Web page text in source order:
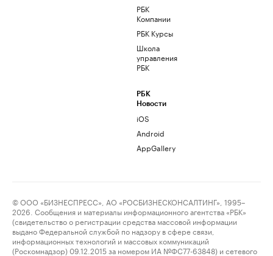
РБК
Компании
РБК Курсы
Школа
управления
РБК
РБК
Новости
iOS
Android
AppGallery
© ООО «БИЗНЕСПРЕСС», АО «РОСБИЗНЕСКОНСАЛТИНГ», 1995–
2026. Сообщения и материалы информационного агентства «РБК»
(свидетельство о регистрации средства массовой информации
выдано Федеральной службой по надзору в сфере связи,
информационных технологий и массовых коммуникаций
(Роскомнадзор) 09.12.2015 за номером ИА №ФС77-63848) и сетевого